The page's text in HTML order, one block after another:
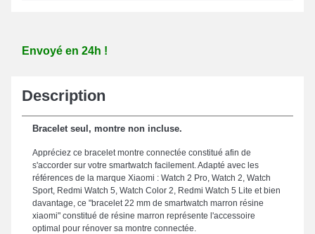
Envoyé en 24h !
Description
Bracelet seul, montre non incluse.
Appréciez ce bracelet montre connectée constitué afin de
s'accorder sur votre smartwatch facilement. Adapté avec les
références de la marque Xiaomi : Watch 2 Pro, Watch 2, Watch
Sport, Redmi Watch 5, Watch Color 2, Redmi Watch 5 Lite et bien
davantage, ce "bracelet 22 mm de smartwatch marron résine
xiaomi" constitué de résine marron représente l'accessoire
optimal pour rénover sa montre connectée.